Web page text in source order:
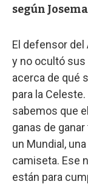
según
El defensor del
y no ocultó
acerca de qué
para la
sabemos que
ganas de
un Mundial,
camiseta. Ese
están para